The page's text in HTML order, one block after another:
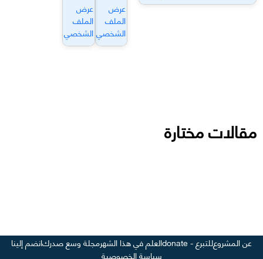
عرض
الملف
الشخصي
عرض
الملف
الشخصي
مقالات مختارة
عن المشروعللتبرع - donate العلم في هذا الشهرمجلة وسع صدركانضم إلينا
سياسة الخصوصية